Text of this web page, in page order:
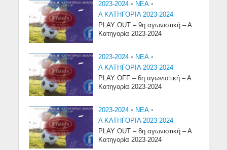
2023-2024 • NEA •
Α ΚΑΤΗΓΟΡΙΑ 2023-2024
PLAY OUT – 9η αγωνιστική – Α
Κατηγορία 2023-2024
2023-2024 • NEA •
Α ΚΑΤΗΓΟΡΙΑ 2023-2024
PLAY OFF – 6η αγωνιστική – Α
Κατηγορία 2023-2024
2023-2024 • NEA •
Α ΚΑΤΗΓΟΡΙΑ 2023-2024
PLAY OUT – 8η αγωνιστική – Α
Κατηγορία 2023-2024